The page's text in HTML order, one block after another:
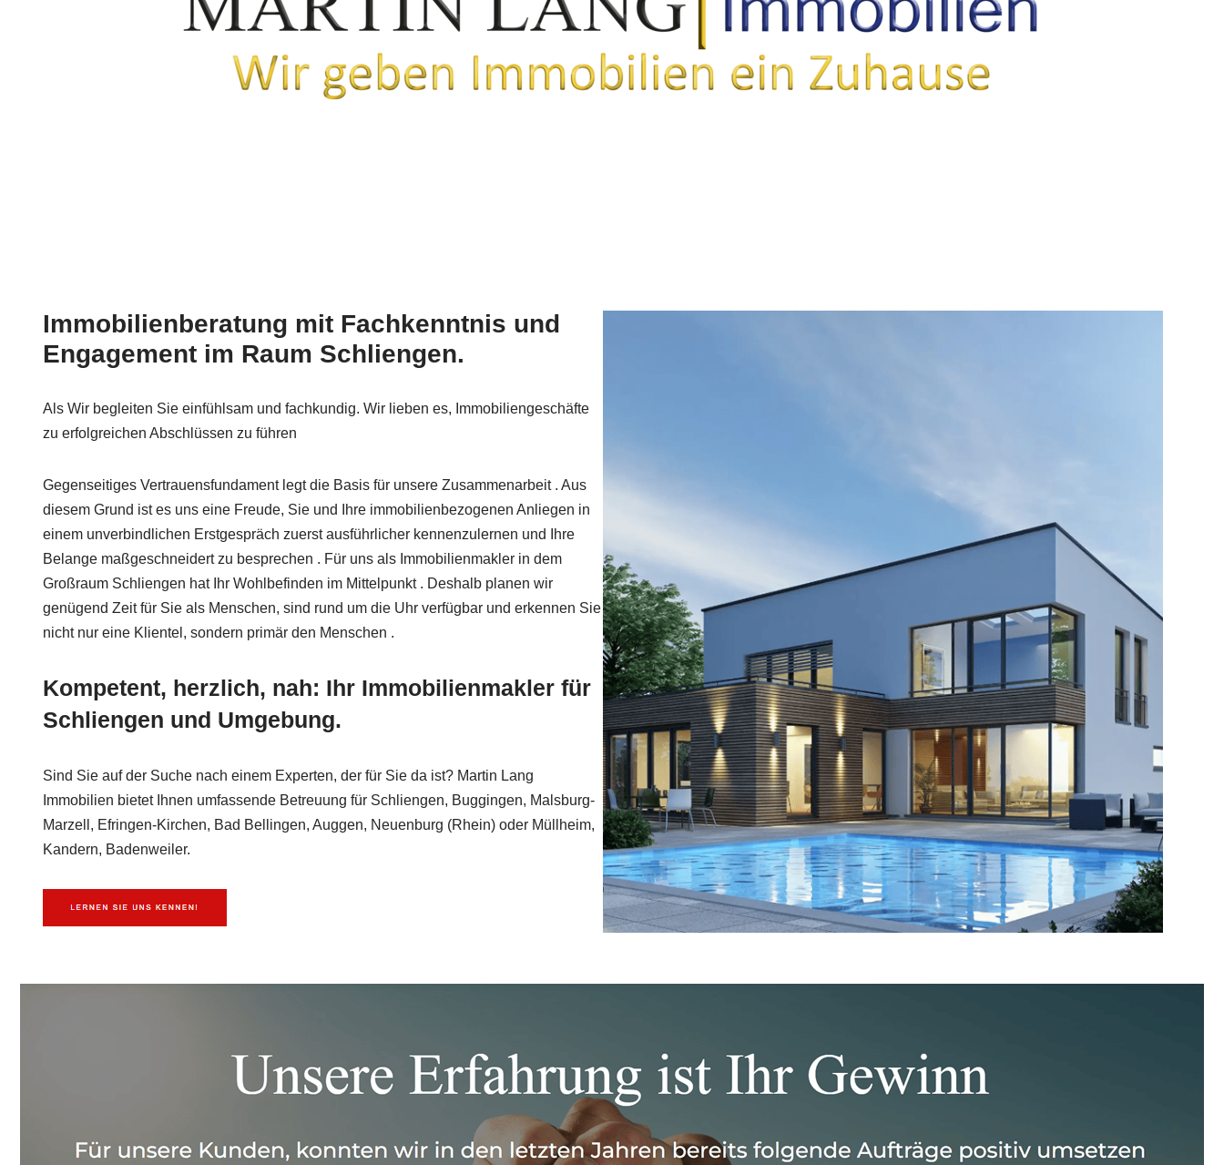
Immobilienberatung mit Fachkenntnis und
Engagement im Raum Schliengen.
Als Wir begleiten Sie einfühlsam und fachkundig. Wir lieben es, Immobiliengeschäfte
zu erfolgreichen Abschlüssen zu führen
Gegenseitiges Vertrauensfundament legt die Basis für unsere Zusammenarbeit . Aus
diesem Grund ist es uns eine Freude, Sie und Ihre immobilienbezogenen Anliegen in
einem unverbindlichen Erstgespräch zuerst ausführlicher kennenzulernen und Ihre
Belange maßgeschneidert zu besprechen . Für uns als Immobilienmakler in dem
Großraum Schliengen hat Ihr Wohlbefinden im Mittelpunkt . Deshalb planen wir
genügend Zeit für Sie als Menschen, sind rund um die Uhr verfügbar und erkennen Sie
nicht nur eine Klientel, sondern primär den Menschen .
Kompetent, herzlich, nah: Ihr Immobilienmakler für
Schliengen und Umgebung.
Sind Sie auf der Suche nach einem Experten, der für Sie da ist? Martin Lang
Immobilien bietet Ihnen umfassende Betreuung für Schliengen, Buggingen, Malsburg-
Marzell, Efringen-Kirchen, Bad Bellingen, Auggen, Neuenburg (Rhein) oder Müllheim,
Kandern, Badenweiler.